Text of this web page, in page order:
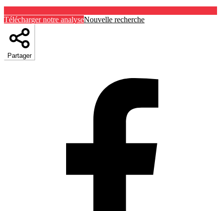
Télécharger notre analyseNouvelle recherche
Partager